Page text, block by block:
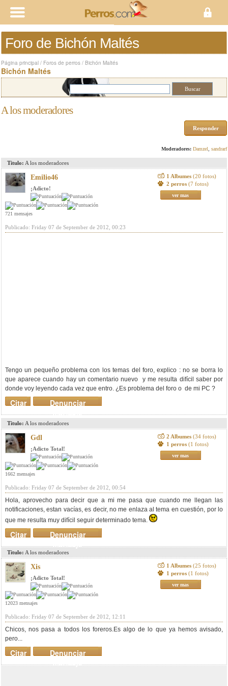
Foro de Bichón Maltés
Página principal / Foros de perros / Bichón Maltés
Bichón Maltés
A los moderadores
Responder
Moderadores: Damzel sandrarf
Titulo: A los moderadores
Emilio46
¡Adicto!
721 mensajes
1 Albumes (20 fotos)
2 perros (7 fotos)
ver mas
Publicado: Friday 07 de September de 2012, 00:23
Tengo un pequeño problema con los temas del foro, explico : no se borra lo
que aparece cuando hay un comentario nuevo y me resulta difícil saber por
donde voy leyendo cada vez que entro. ¿Es problema del foro o de mi PC ?
Denunciar
mensaje
Citar
Titulo: A los moderadores
Gdl
¡Adicto Total!
1662 mensajes
2 Albumes (34 fotos)
1 perros (1 fotos)
ver mas
Publicado: Friday 07 de September de 2012, 00:54
Hola, aprovecho para decir que a mi me pasa que cuando me llegan las
notificaciones, estan vacías, es decir, no me enlaza al tema en cuestión, por lo
que me resulta muy difícil seguir determinado tema.
Denunciar
mensaje
Citar
Titulo: A los moderadores
Xis
¡Adicto Total!
12023 mensajes
1 Albumes (25 fotos)
1 perros (1 fotos)
ver mas
Publicado: Friday 07 de September de 2012, 12:11
Chicos, nos pasa a todos los foreros.Es algo de lo que ya hemos avisado,
pero...
Denunciar
mensaje
Citar